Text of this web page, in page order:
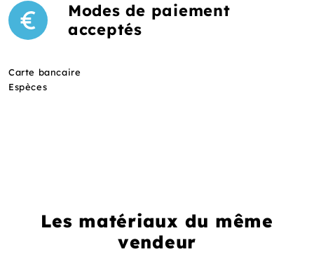
Modes de paiement
acceptés
Carte bancaire
Espèces
Les matériaux du même
vendeur